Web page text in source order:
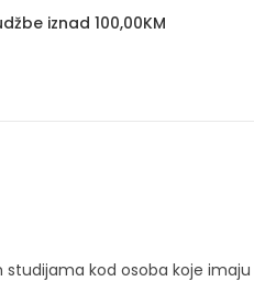
iznad 100,00KM
kod osoba koje